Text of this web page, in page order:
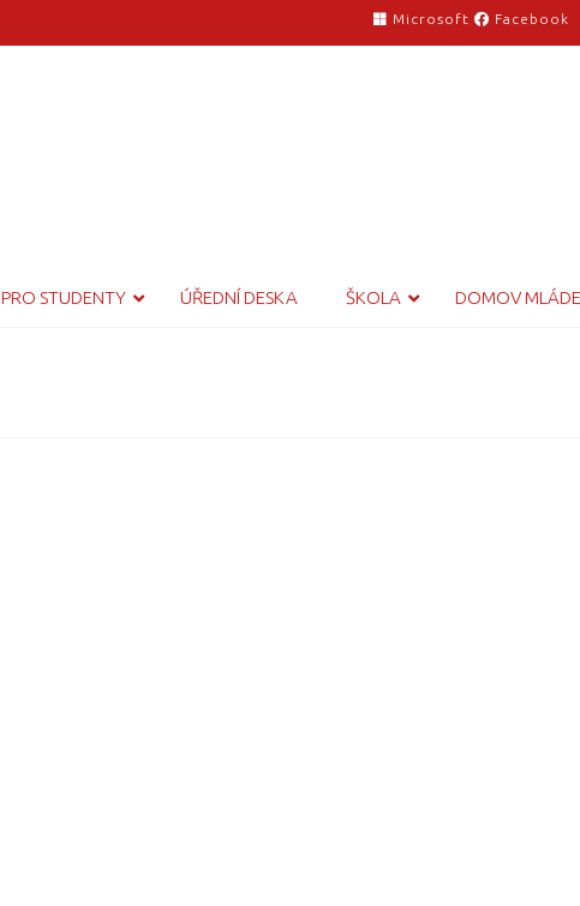
Microsoft Facebook
PRO STUDENTY ÚŘEDNÍ DESKA ŠKOLA DOMOV